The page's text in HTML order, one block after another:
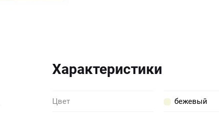
Характеристики
Цвет бежевый